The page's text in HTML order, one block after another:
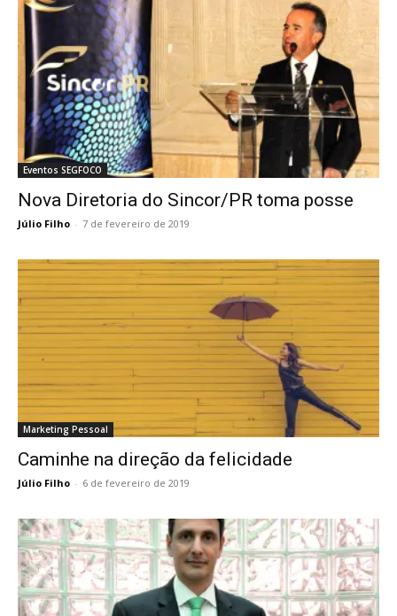
Eventos SEGFOCO
Nova Diretoria do Sincor/PR toma posse
Júlio Filho - 7 de fevereiro de 2019
Marketing Pessoal
Caminhe na direção da felicidade
Júlio Filho - 6 de fevereiro de 2019